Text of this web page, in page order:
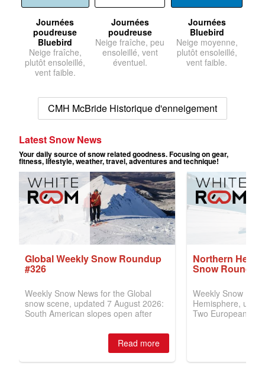
Journées
poudreuse
Bluebird
Neige fraîche,
plutôt ensoleillé,
vent faible.
Journées
poudreuse
Neige fraîche, peu
ensoleillé, vent
éventuel.
Journées
Bluebird
Neige moyenne,
plutôt ensoleillé,
vent faible.
CMH McBride Historique d'enneigement